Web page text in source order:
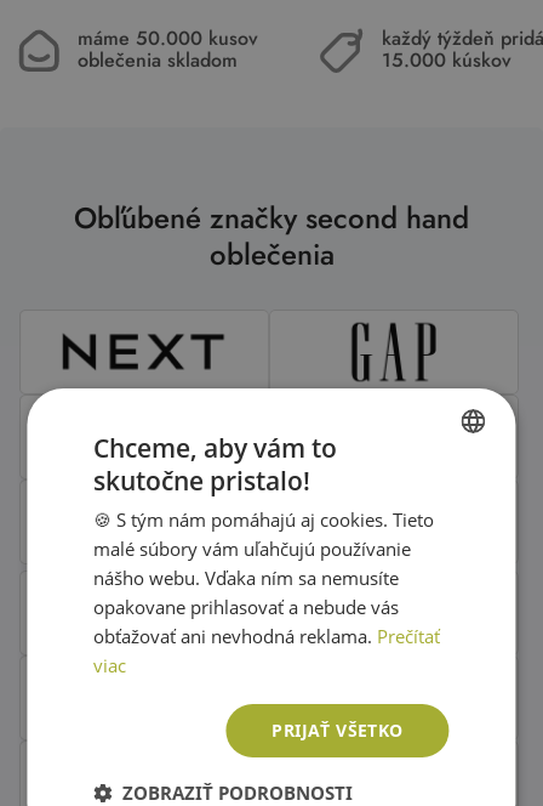
máme 50.000 kusov
oblečenia skladom
každý týždeň
15.000 kúskov
Obľúbené značky second hand
oblečenia
ENGLISH
Chceme, aby vám to
skutočne pristalo!
🍪 S tým nám pomáhajú aj cookies. Tieto
malé súbory vám uľahčujú používanie
nášho webu. Vďaka ním sa nemusíte
opakovane prihlasovať a nebude vás
obťažovať ani nevhodná reklama. Prečítať
viac
PRIJAŤ VŠETKO
ZOBRAZIŤ PODROBNOSTI